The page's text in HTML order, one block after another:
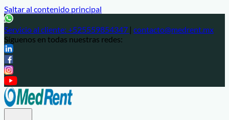
Saltar al contenido principal
Servicio al cliente: +525559854347 | contacto@medrent.mx
Síguenos en todas nuestras redes: